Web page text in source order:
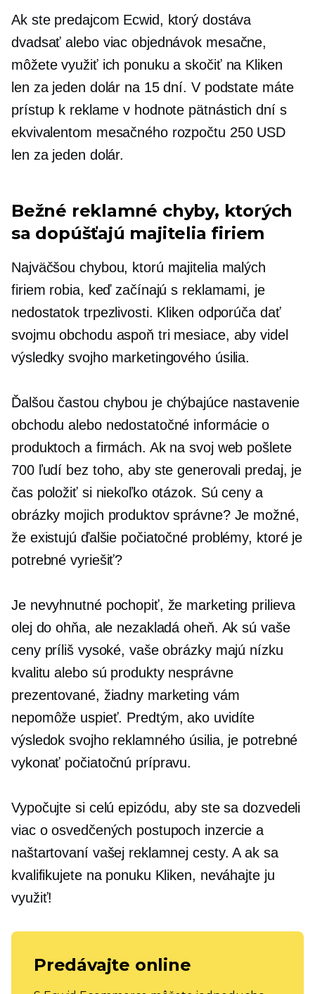
Ak ste predajcom Ecwid, ktorý dostáva
dvadsať alebo viac objednávok mesačne,
môžete využiť ich ponuku a skočiť na Kliken
len za jeden dolár na 15 dní. V podstate máte
prístup k reklame v hodnote pätnástich dní s
ekvivalentom mesačného rozpočtu 250 USD
len za jeden dolár.
Bežné reklamné chyby, ktorých
sa dopúšťajú majitelia firiem
Najväčšou chybou, ktorú majitelia malých
firiem robia, keď začínajú s reklamami, je
nedostatok trpezlivosti. Kliken odporúča dať
svojmu obchodu aspoň tri mesiace, aby videl
výsledky svojho marketingového úsilia.
Ďalšou častou chybou je chýbajúce nastavenie
obchodu alebo nedostatočné informácie o
produktoch a firmách. Ak na svoj web pošlete
700 ľudí bez toho, aby ste generovali predaj, je
čas položiť si niekoľko otázok. Sú ceny a
obrázky mojich produktov správne? Je možné,
že existujú ďalšie počiatočné problémy, ktoré je
potrebné vyriešiť?
Je nevyhnutné pochopiť, že marketing prilieva
olej do ohňa, ale nezakladá oheň. Ak sú vaše
ceny príliš vysoké, vaše obrázky majú nízku
kvalitu alebo sú produkty nesprávne
prezentované, žiadny marketing vám
nepomôže uspieť. Predtým, ako uvidíte
výsledok svojho reklamného úsilia, je potrebné
vykonať počiatočnú prípravu.
Vypočujte si celú epizódu, aby ste sa dozvedeli
viac o osvedčených postupoch inzercie a
naštartovaní vašej reklamnej cesty. A ak sa
kvalifikujete na ponuku Kliken, neváhajte ju
využiť!
Predávajte online